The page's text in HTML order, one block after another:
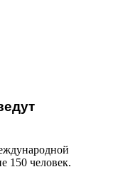
150 человек.